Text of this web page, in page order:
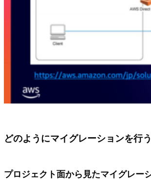
どのようにマイグレーションを行
プロジェクト面から見たマイグレー